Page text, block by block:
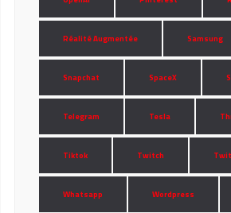
Réalité Augmentée Samsung
Snapchat SpaceX
Telegram Tesla
Tiktok Twitch
Whatsapp Wordpress